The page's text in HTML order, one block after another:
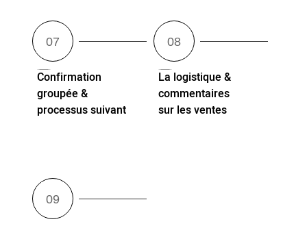
Confirmation
groupée &
processus suivant
La logistique &
commentaires
sur les ventes